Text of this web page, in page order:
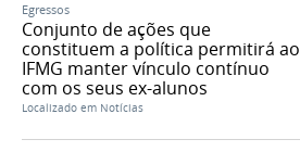
Egressos
Conjunto de ações que
constituem a política permitirá ao
IFMG manter vínculo contínuo
com os seus ex-alunos
Localizado em Notícias